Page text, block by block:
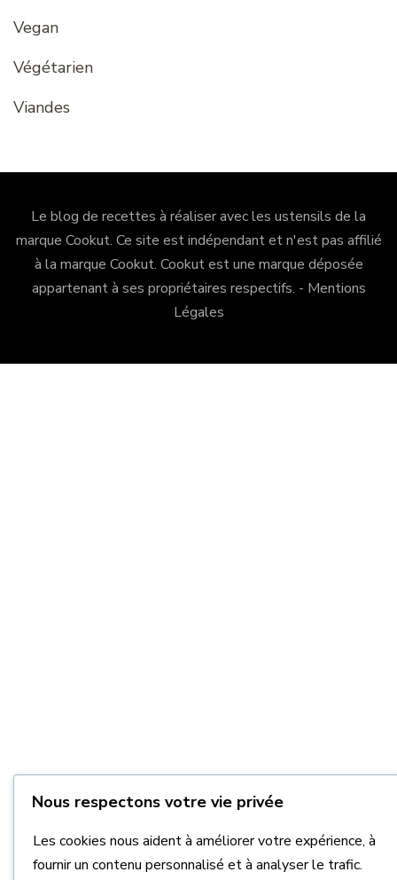
Vegan
Végétarien
Viandes
Le blog de recettes à réaliser avec les ustensils de la
marque Cookut. Ce site est indépendant et n'est pas affilié
à la marque Cookut. Cookutest une marque déposée
appartenant à ses propriétaires respectifs. - Mentions
Légales
Nous respectons votre vie privée
Les cookies nous aident à améliorer votre expérience, à
fournir un contenu personnalisé et à analyser le trafic.